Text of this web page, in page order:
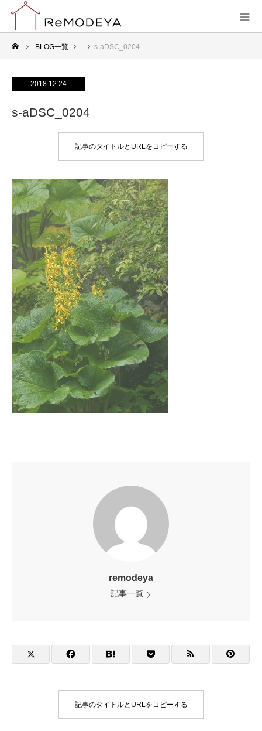
BLOG一覧 s-aDSC_0204
2018.12.24
s-aDSC_0204
記事のタイトルとURLをコピーする
remodeya
記事一覧
記事のタイトルとURLをコピーする